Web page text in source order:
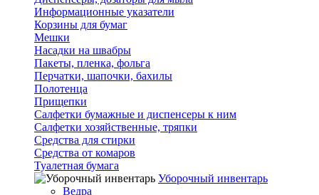
Информационные указатели
Корзины для бумаг
Мешки
Насадки на швабры
Пакеты, пленка, фольга
Перчатки, шапочки, бахилы
Полотенца
Прищепки
Салфетки бумажные и диспенсеры к ним
Салфетки хозяйственные, тряпки
Средства для стирки
Средства от комаров
Туалетная бумага
Уборочный инвентарь
Ведра